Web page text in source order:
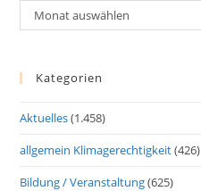
Archiv
Monat auswählen
Kategorien
Aktuelles(1.458)
allgemein Klimagerechtigkeit(426)
Bildung / Veranstaltung(625)